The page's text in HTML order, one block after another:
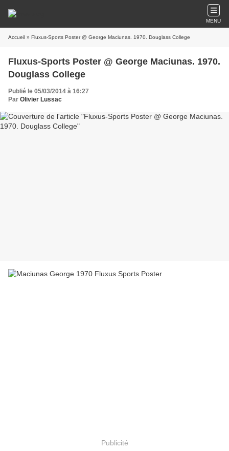
MENU
Accueil » Fluxus-Sports Poster @ George Maciunas. 1970. Douglass College
Fluxus-Sports Poster @ George Maciunas. 1970.
Douglass College
Publié le 05/03/2014 à 16:27
Par Olivier Lussac
Publicité